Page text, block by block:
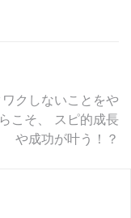
ワクしないことをや
こそ、 スピ的成長
や成功が叶う！？